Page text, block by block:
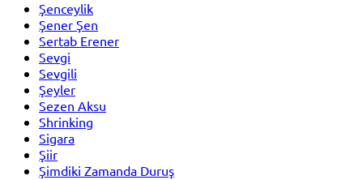
Şenceylik
Şener Şen
Sertab Erener
Sevgi
Sevgili
Şeyler
Sezen Aksu
Shrinking
Sigara
Şiir
Şimdiki Zamanda Duruş